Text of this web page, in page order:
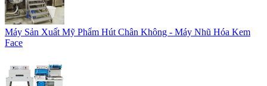
Máy Sản Xuất Mỹ Phẩm Hút Chân Không - Máy Nhũ Hóa Kem
Face